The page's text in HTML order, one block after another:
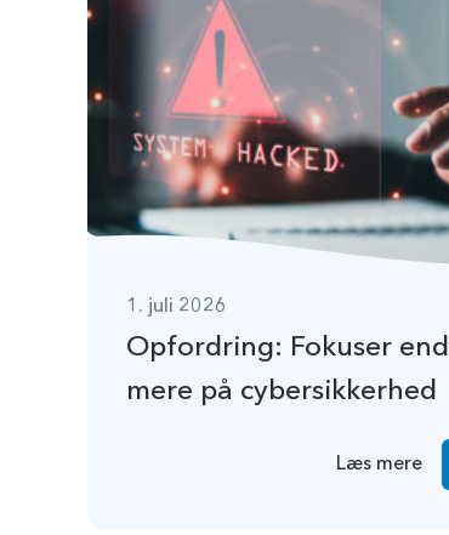
1. juli 2026
Opfordring: Fokuser
mere på cybersikkerhed
Læs mere